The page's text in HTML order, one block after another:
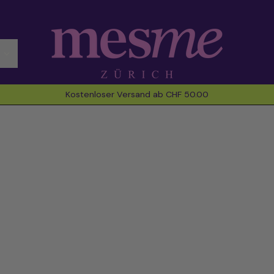
Kostenloser Versand ab CHF 50.00